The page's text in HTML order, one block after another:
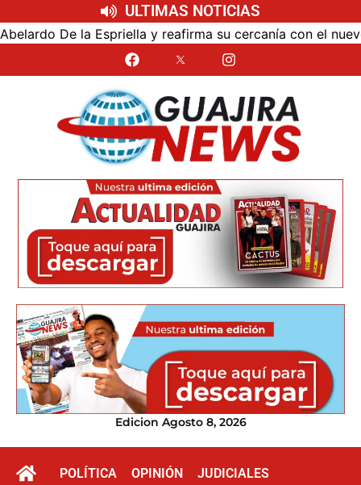
ULTIMAS NOTICIAS
y reafirma su cercanía con el nuevo Gobierno
Edicion Agosto 8, 2026
POLÍTICA OPINIÓN
JUDICIALES